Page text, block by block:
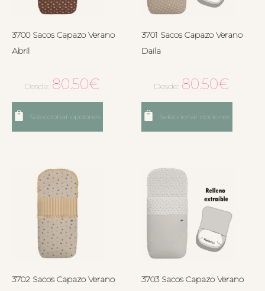
3700 Sacos Capazo Verano
Abril
Desde: 80.50€
Seleccionar opciones
3701 Sacos Capazo Verano
Daila
Desde: 80.50€
Seleccionar opciones
3702 Sacos Capazo Verano
3703 Sacos Capazo Verano